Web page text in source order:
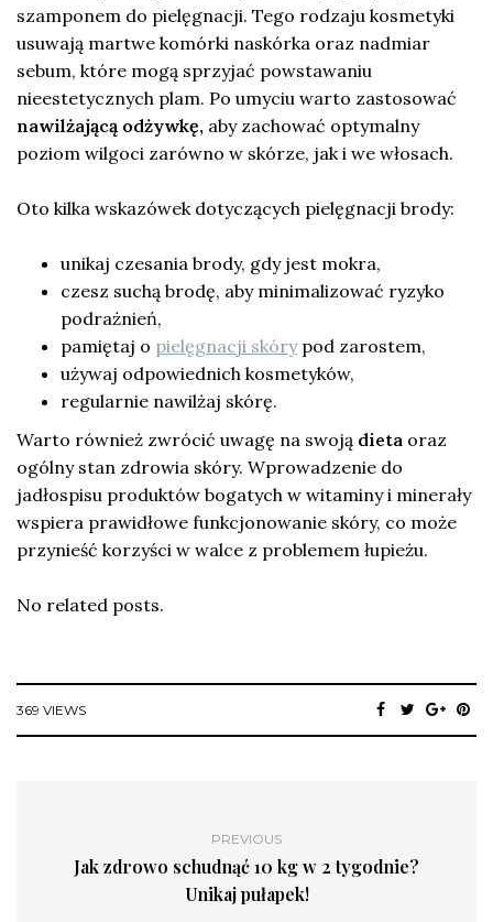
szamponem do pielęgnacji. Tego rodzaju kosmetyki
usuwają martwe komórki naskórka oraz nadmiar
sebum, które mogą sprzyjać powstawaniu
nieestetycznych plam. Po umyciu warto zastosować
nawilżającą odżywkę, aby zachować optymalny
poziom wilgoci zarówno w skórze, jak i we włosach.
Oto kilka wskazówek dotyczących pielęgnacji brody:
unikaj czesania brody, gdy jest mokra,
czesz suchą brodę, aby minimalizować ryzyko
podrażnień,
pamiętaj o pielęgnacji skórypod zarostem,
używaj odpowiednich kosmetyków,
regularnie nawilżaj skórę.
Warto również zwrócić uwagę na swoją dieta oraz
ogólny stan zdrowia skóry. Wprowadzenie do
jadłospisu produktów bogatych w witaminy i minerały
wspiera prawidłowe funkcjonowanie skóry, co może
przynieść korzyści w walce z problemem łupieżu.
No related posts.
369 VIEWS
PREVIOUS
Jak zdrowo schudnąć 10 kg w 2 tygodnie?
Unikaj pułapek!